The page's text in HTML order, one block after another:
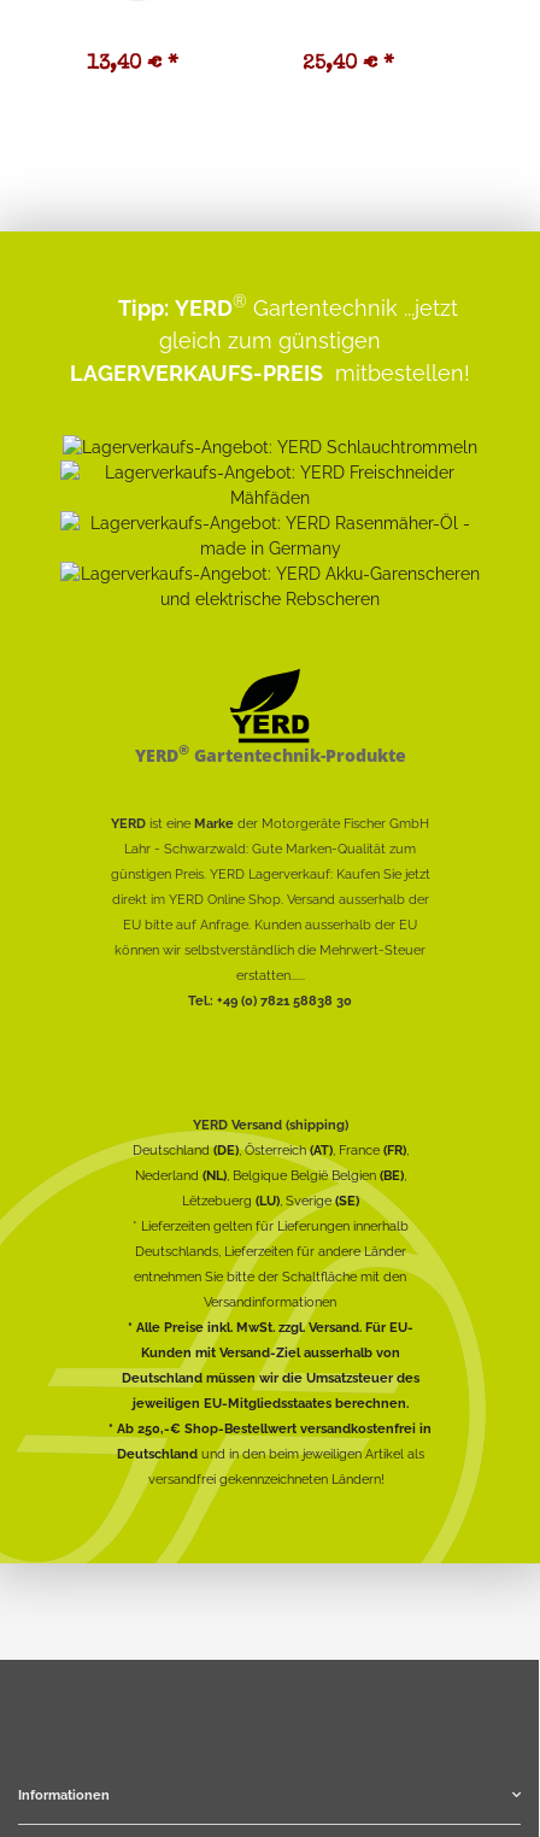
13,40 € * 25,40 € *
Tipp: YERD® Gartentechnik ...jetzt
gleich zum günstigen
LAGERVERKAUFS-PREIS mitbestellen!
YERD®Gartentechnik-Produkte
YERD ist eine Marke der Motorgeräte Fischer GmbH
Lahr - Schwarzwald: Gute Marken-Qualität zum
günstigen Preis. YERD Lagerverkauf: Kaufen Sie jetzt
direkt im YERD Online Shop. Versand ausserhalb der
EU bitte auf Anfrage. Kunden ausserhalb der EU
können wir selbstverständlich die Mehrwert-Steuer
erstatten......
Tel.: +49 (0) 7821 58838 30
YERD Versand (shipping)
Deutschland(DE), Österreich(AT), France (FR),
Nederland (NL), Belgique België Belgien (BE),
Lëtzebuerg (LU), Sverige(SE)
* Lieferzeiten gelten für Lieferungen innerhalb
Deutschlands, Lieferzeiten für andere Länder
entnehmen Sie bitte der Schaltfläche mit den
Versandinformationen
* Alle Preise inkl. MwSt. zzgl. Versand. Für EU-
Kunden mit Versand-Ziel ausserhalb von
Deutschland müssen wir die Umsatzsteuer des
jeweiligen EU-Mitgliedsstaates berechnen.
* Ab 250,-€ Shop-Bestellwert versandkostenfrei in
Deutschlandund in den beim jeweiligen Artikel als
versandfrei gekennzeichneten Ländern!
Informationen